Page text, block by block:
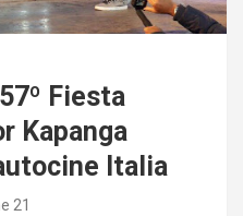
Fiesta
Kapanga
Italia
21